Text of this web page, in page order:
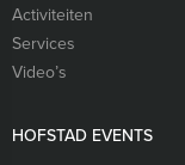
Activiteiten
Services
Video’s
HOFSTAD EVENTS